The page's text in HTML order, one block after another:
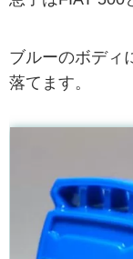
ブルーのボディ
落てます。